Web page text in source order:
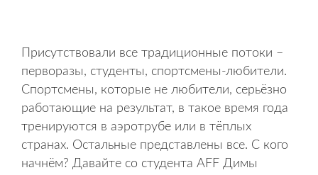
Присутствовали все традиционные потоки –
перворазы, студенты, спортсмены-любители.
Спортсмены, которые не любители, серьёзно
работающие на результат, в такое время года
тренируются в аэротрубе или в тёплых
странах. Остальные представлены все. С кого
начнём? Давайте со студента AFF Димы